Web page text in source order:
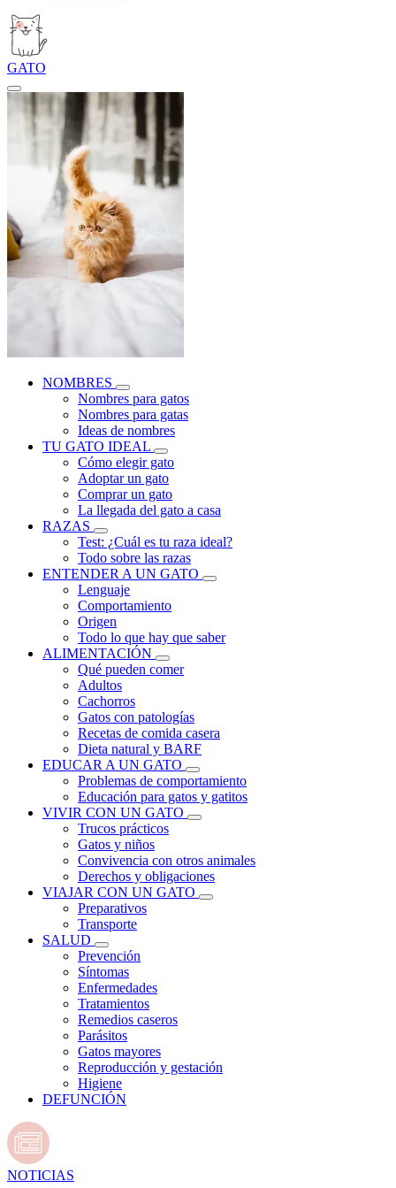
GATO
NOMBRES
Nombres para gatos
Nombres para gatas
Ideas de nombres
TU GATO IDEAL
Cómo elegir gato
Adoptar un gato
Comprar un gato
La llegada del gato a casa
RAZAS
Test: ¿Cuál es tu raza ideal?
Todo sobre las razas
ENTENDER A UN GATO
Lenguaje
Comportamiento
Origen
Todo lo que hay que saber
ALIMENTACIÓN
Qué pueden comer
Adultos
Cachorros
Gatos con patologías
Recetas de comida casera
Dieta natural y BARF
EDUCAR A UN GATO
Problemas de comportamiento
Educación para gatos y gatitos
VIVIR CON UN GATO
Trucos prácticos
Gatos y niños
Convivencia con otros animales
Derechos y obligaciones
VIAJAR CON UN GATO
Preparativos
Transporte
SALUD
Prevención
Síntomas
Enfermedades
Tratamientos
Remedios caseros
Parásitos
Gatos mayores
Reproducción y gestación
Higiene
DEFUNCIÓN
NOTICIAS